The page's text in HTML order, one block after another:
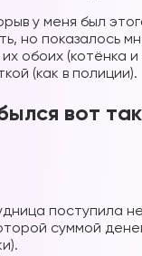
у меня был
но показалось
обоих (котёнка
(как в полиции).
вот
поступила
суммой